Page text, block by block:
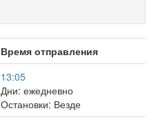
Время отправления
13:05
Дни: ежедневно
Остановки: Везде